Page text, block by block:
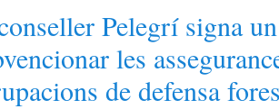
Pelegrí signa
les
de defensa